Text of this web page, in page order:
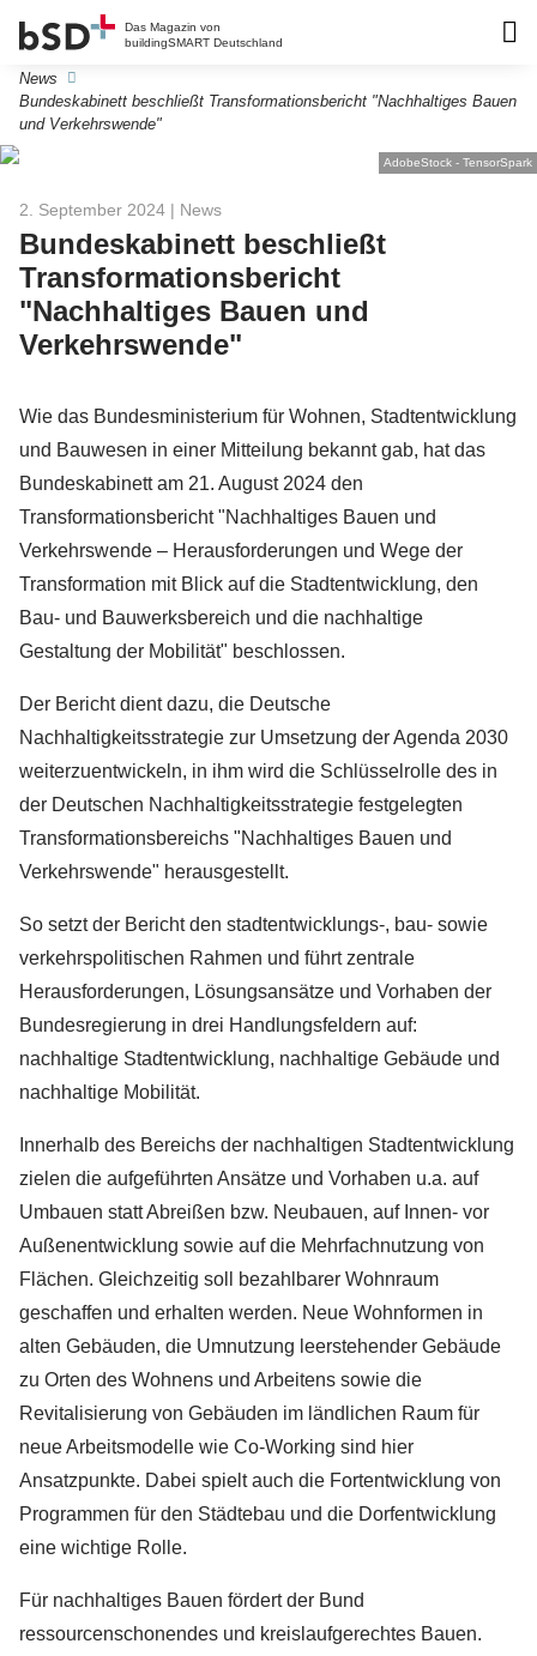
Das Magazin von
buildingSMART Deutschland
News
Bundeskabinett beschließt Transformationsbericht "Nachhaltiges Bauen
und Verkehrswende"
AdobeStock - TensorSpark
2. September 2024 | News
Bundeskabinett beschließt
Transformationsbericht
"Nachhaltiges Bauen und
Verkehrswende"
Wie das Bundesministerium für Wohnen, Stadtentwicklung
und Bauwesen in einer Mitteilung bekannt gab, hat das
Bundeskabinett am 21. August 2024 den
Transformationsbericht "Nachhaltiges Bauen und
Verkehrswende – Herausforderungen und Wege der
Transformation mit Blick auf die Stadtentwicklung, den
Bau- und Bauwerksbereich und die nachhaltige
Gestaltung der Mobilität" beschlossen.
Der Bericht dient dazu, die Deutsche
Nachhaltigkeitsstrategie zur Umsetzung der Agenda 2030
weiterzuentwickeln, in ihm wird die Schlüsselrolle des in
der Deutschen Nachhaltigkeitsstrategie festgelegten
Transformationsbereichs "Nachhaltiges Bauen und
Verkehrswende" herausgestellt.
So setzt der Bericht den stadtentwicklungs-, bau- sowie
verkehrspolitischen Rahmen und führt zentrale
Herausforderungen, Lösungsansätze und Vorhaben der
Bundesregierung in drei Handlungsfeldern auf:
nachhaltige Stadtentwicklung, nachhaltige Gebäude und
nachhaltige Mobilität.
Innerhalb des Bereichs der nachhaltigen Stadtentwicklung
zielen die aufgeführten Ansätze und Vorhaben u.a. auf
Umbauen statt Abreißen bzw. Neubauen, auf Innen- vor
Außenentwicklung sowie auf die Mehrfachnutzung von
Flächen. Gleichzeitig soll bezahlbarer Wohnraum
geschaffen und erhalten werden. Neue Wohnformen in
alten Gebäuden, die Umnutzung leerstehender Gebäude
zu Orten des Wohnens und Arbeitens sowie die
Revitalisierung von Gebäuden im ländlichen Raum für
neue Arbeitsmodelle wie Co-Working sind hier
Ansatzpunkte. Dabei spielt auch die Fortentwicklung von
Programmen für den Städtebau und die Dorfentwicklung
eine wichtige Rolle.
Für nachhaltiges Bauen fördert der Bund
ressourcenschonendes und kreislaufgerechtes Bauen.